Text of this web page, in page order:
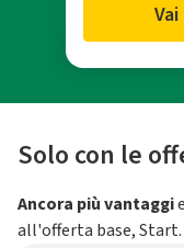
Solo con le
Ancora più vantaggi
all'offerta base, Start.